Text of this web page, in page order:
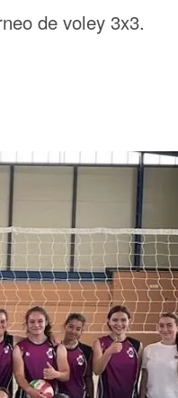
de voley 3x3.